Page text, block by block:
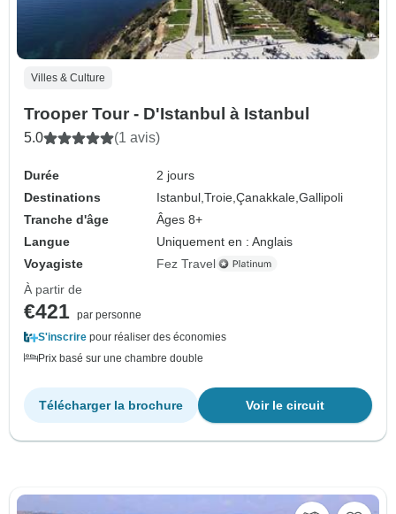
Villes & Culture
Trooper Tour - D'Istanbul à Istanbul
5.0 (1 avis)
Durée
2 jours
Destinations
Istanbul,Troie,Çanakkale,Gallipoli
Tranche d'âge
Âges 8+
Langue
Uniquement en : Anglais
Voyagiste
Fez Travel
À partir de
€421 par personne
S'inscrire pour réaliser des économies
Prix basé sur une chambre double
Voir le circuit
Télécharger la brochure